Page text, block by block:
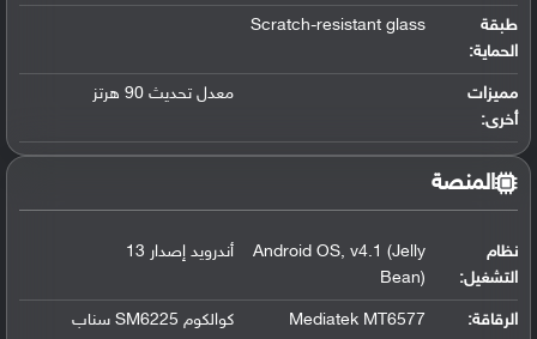
طبقة
الحماية:
Scratch-resistant glass
مميزات
أخرى:
معدل تحديث 90 هرتز
المنصة
نظام
التشغيل:
Android OS, v4.1 (Jelly
Bean)
أندرويد إصدار 13
الرقاقة:
Mediatek MT6577
كوالكوم SM6225 سناب